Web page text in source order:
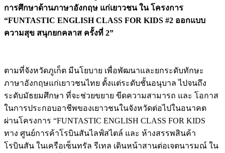
การศึกษาด้านภาษาอังกฤษ แก่เยาวชน ใน โครงการ
“FUNTASTIC ENGLISH CLASS FOR KIDS #2 ออกแบบ
ความสุข สนุกยกคลาส ครั้งที่ 2”
ตามที่จังหวัดภูเก็ต มีนโยบาย เพื่อพัฒนาและยกระดับทักษะ
ภาษาอังกฤษแก่เยาวชนไทย ตั้งแต่ระดับชั้นอนุบาล ไปจนถึง
ระดับมัธยมศึกษา ที่จะช่วยขยาย ขีดความสามารถ และ โอกาส
ในการประกอบอาชีพของเยาวชนในจังหวัดต่อไปในอนาคต
ผ่านโครงการ “FUNTASTIC ENGLISH CLASS FOR KIDS
ทาง ศูนย์การค้าโรบินสันไลฟ์สไตล์ และ ห้างสรรพสินค้า
โรบินสัน ในเครือเซ็นทรัล รีเทล เดินหน้าสานต่อเจตนารมณ์ ใน